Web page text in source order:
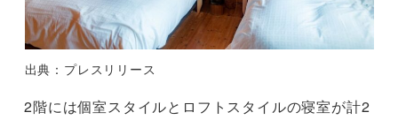
出典：プレスリリース
2階には個室スタイルとロフトスタイルの寝室が計2